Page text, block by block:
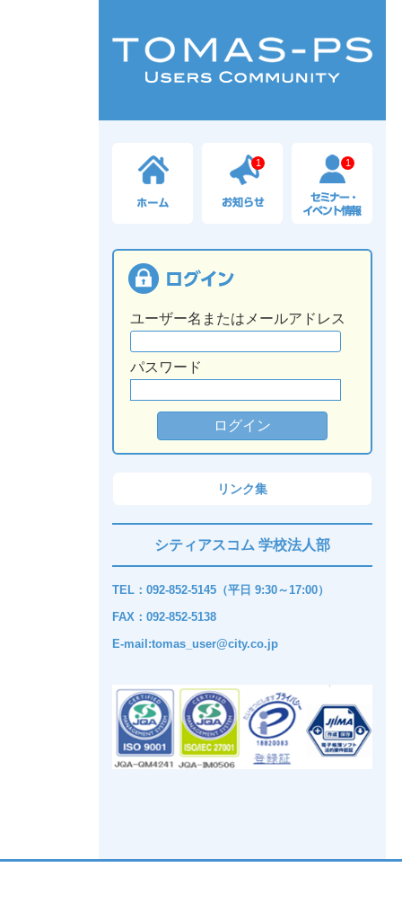
1 1
ユーザー名またはメールアドレス
パスワード
リンク集
シティアスコム 学校法人部
TEL：092-852-5145（平日 9:30～17:00）
FAX：092-852-5138
E-mail:tomas_user@city.co.jp